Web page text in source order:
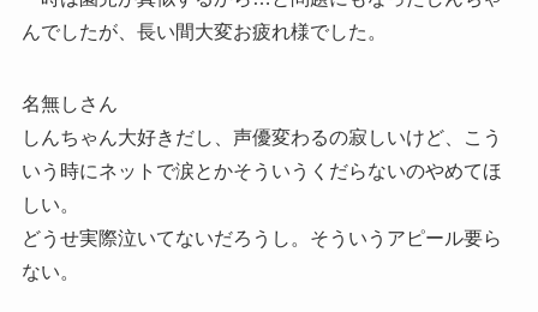
んでしたが、長い間大変お疲れ様でした。
名無しさん
しんちゃん大好きだし、声優変わるの寂しいけど、こう
いう時にネットで涙とかそういうくだらないのやめてほ
しい。
どうせ実際泣いてないだろうし。そういうアピール要ら
ない。